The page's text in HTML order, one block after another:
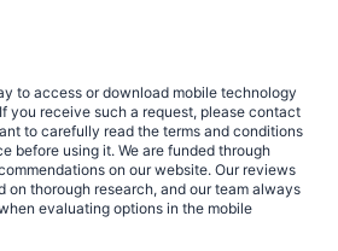
to access or download mobile technology
you receive such a request, please contact
to carefully read the terms and conditions
before using it. We are funded through
on our website. Our reviews
on thorough research, and our team always
evaluating options in the mobile